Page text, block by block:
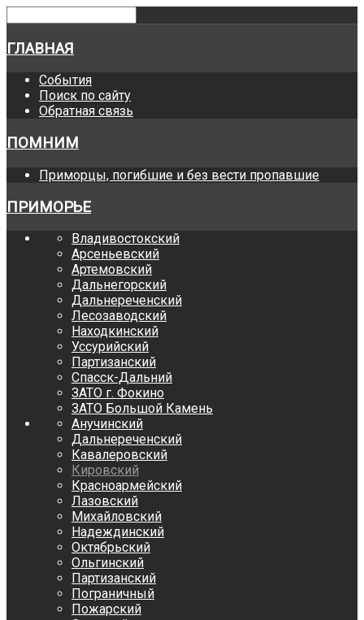
ГЛАВНАЯ
События
Поиск по сайту
Обратная связь
ПОМНИМ
Приморцы, погибшие и без вести пропавшие
ПРИМОРЬЕ
Владивостокский
Арсеньевский
Артемовский
Дальнегорский
Дальнереченский
Лесозаводский
Находкинский
Уссурийский
Партизанский
Спасск-Дальний
ЗАТО г. Фокино
ЗАТО Большой Камень
Анучинский
Дальнереченский
Кавалеровский
Кировский
Красноармейский
Лазовский
Михайловский
Надеждинский
Октябрьский
Ольгинский
Партизанский
Пограничный
Пожарский